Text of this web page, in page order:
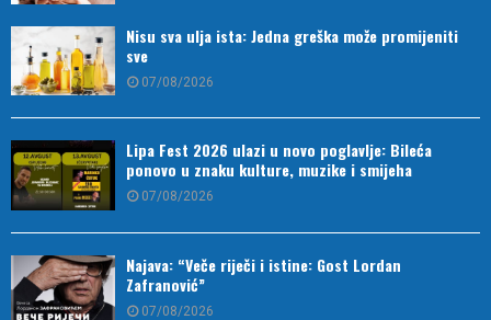
Nisu sva ulja ista: Jedna greška može promijeniti
sve
07/08/2026
Lipa Fest 2026 ulazi u novo poglavlje: Bileća
ponovo u znaku kulture, muzike i smijeha
07/08/2026
Najava: “Veče riječi i istine: Gost Lordan
Zafranović”
07/08/2026